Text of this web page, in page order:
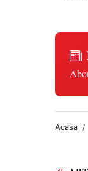
Acasa